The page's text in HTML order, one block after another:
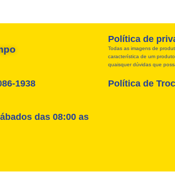
1938
das 08:00 as
Política de
Todas as imagens de
característica de um
quaisquer dúvidas que
Política de